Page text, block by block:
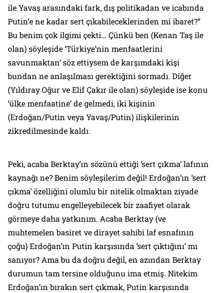
ile Yavaş arasındaki fark, dış politikadan ve icabında
Putin’e ne kadar sert çıkabileceklerinden mi ibaret?”
Bu benim çok ilgimi çekti… Çünkü ben (Kenan Taş ile
olan) söyleşide ‘Türkiye’nin menfaatlerini
savunmaktan’ söz ettiysem de karşımdaki kişi
bundan ne anlaşılması gerektiğini sormadı. Diğer
(Yıldıray Oğur ve Elif Çakır ile olan) söyleşide ise konu
‘ülke menfaatine’ de gelmedi, iki kişinin
(Erdoğan/Putin veya Yavaş/Putin) ilişkilerinin
zikredilmesinde kaldı.
Peki, acaba Berktay’ın sözünü ettiği ‘sert çıkma’ lafının
kaynağı ne? Benim söyleşilerim değil! Erdoğan’ın ‘sert
çıkma’ özelliğini olumlu bir nitelik olmaktan ziyade
doğru tutumu engelleyebilecek bir zaafiyet olarak
görmeye daha yatkınım. Acaba Berktay (ve
muhtemelen basiret ve dirayet sahibi laf esnafının
çoğu) Erdoğan’ın Putin karşısında ‘sert çıktığını’ mı
sanıyor? Ama bu da doğru değil, en azından Berktay
durumun tam tersine olduğunu ima etmiş. Nitekim
Erdoğan’ın bırakın sert çıkmak, Putin karşısında